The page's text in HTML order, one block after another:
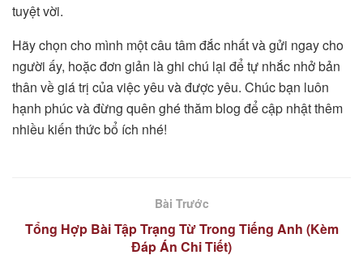
tuyệt vời.
Hãy chọn cho mình một câu tâm đắc nhất và gửi ngay cho
người ấy, hoặc đơn giản là ghi chú lại để tự nhắc nhở bản
thân về giá trị của việc yêu và được yêu. Chúc bạn luôn
hạnh phúc và đừng quên ghé thăm blog để cập nhật thêm
nhiều kiến thức bổ ích nhé!
Bài Trước
Tổng Hợp Bài Tập Trạng Từ Trong Tiếng Anh (Kèm
Đáp Án Chi Tiết)